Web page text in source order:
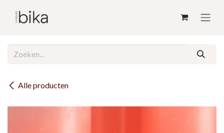
Alle producten